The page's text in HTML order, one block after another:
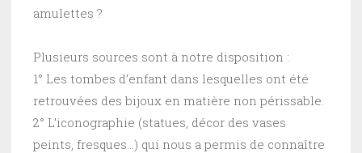
amulettes ?
Plusieurs sources sont à notre disposition :
1° Les tombes d’enfant dans lesquelles ont été
retrouvées des bijoux en matière non périssable.
2° L’iconographie (statues, décor des vases
peints, fresques…) qui nous a permis de connaître